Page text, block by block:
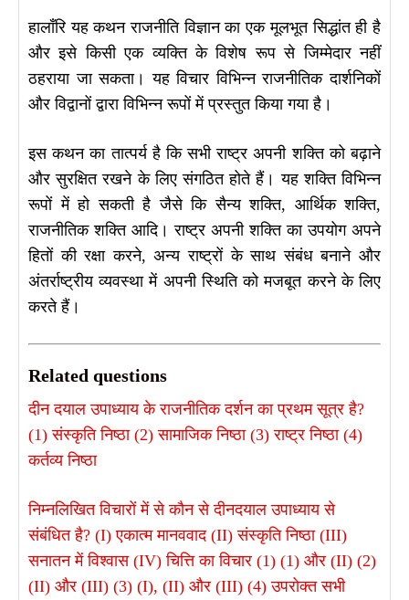
हालाँरि यह कथन राजनीति विज्ञान का एक मूलभूत सिद्धांत ही है
और इसे किसी एक व्यक्ति के विशेष रूप से जिम्मेदार नहीं
ठहराया जा सकता। यह विचार विभिन्न राजनीतिक दार्शनिकों
और विद्वानों द्वारा विभिन्न रूपों में प्रस्तुत किया गया है।
इस कथन का तात्पर्य है कि सभी राष्ट्र अपनी शक्ति को बढ़ाने
और सुरक्षित रखने के लिए संगठित होते हैं। यह शक्ति विभिन्न
रूपों में हो सकती है जैसे कि सैन्य शक्ति, आर्थिक शक्ति,
राजनीतिक शक्ति आदि। राष्ट्र अपनी शक्ति का उपयोग अपने
हितों की रक्षा करने, अन्य राष्ट्रों के साथ संबंध बनाने और
अंतर्राष्ट्रीय व्यवस्था में अपनी स्थिति को मजबूत करने के लिए
करते हैं।
Related questions
दीन दयाल उपाध्याय के राजनीतिक दर्शन का प्रथम सूत्र है?
(1) संस्कृति निष्ठा (2) सामाजिक निष्ठा (3) राष्ट्र निष्ठा (4)
कर्तव्य निष्ठा
निम्नलिखित विचारों में से कौन से दीनदयाल उपाध्याय से
संबंधित है? (I) एकात्म मानववाद (II) संस्कृति निष्ठा (III)
सनातन में विश्वास (IV) चित्ति का विचार (1) (1) और (II) (2)
(II) और (III) (3) (I), (II) और (III) (4) उपरोक्त सभी